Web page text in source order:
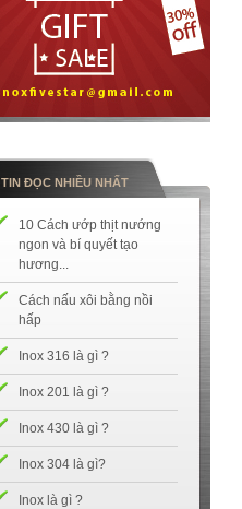
TIN ĐỌC NHIỀU NHẤT
10 Cách ướp thịt nướng
ngon và bí quyết tạo
hương...
Cách nấu xôi bằng nồi
hấp
Inox 316 là gì ?
Inox 201 là gì ?
Inox 430 là gì ?
Inox 304 là gì?
Inox là gì ?